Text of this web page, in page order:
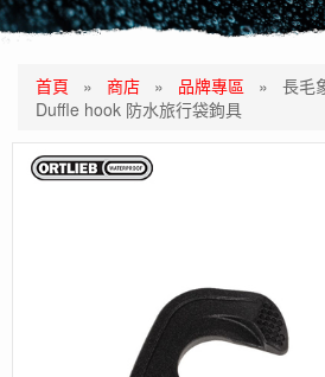
首頁 » 商店 » 品牌專區 » 長毛
Duffle hook 防水旅行袋鉤具